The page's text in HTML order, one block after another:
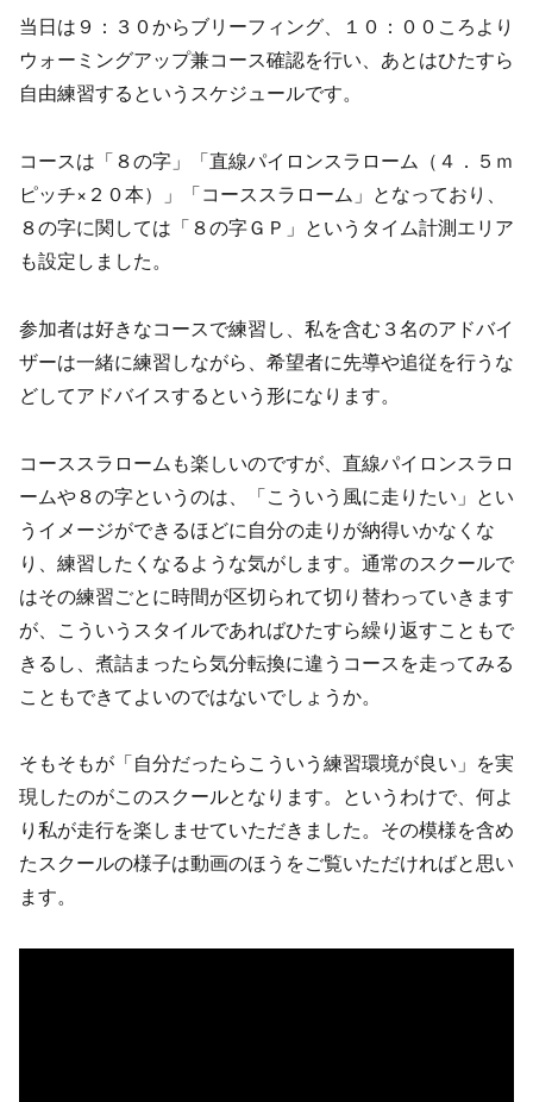
当日は９：３０からブリーフィング、１０：００ころより
ウォーミングアップ兼コース確認を行い、あとはひたすら
自由練習するというスケジュールです。
コースは「８の字」「直線パイロンスラローム（４．５ｍ
ピッチ×２０本）」「コーススラローム」となっており、
８の字に関しては「８の字ＧＰ」というタイム計測エリア
も設定しました。
参加者は好きなコースで練習し、私を含む３名のアドバイ
ザーは一緒に練習しながら、希望者に先導や追従を行うな
どしてアドバイスするという形になります。
コーススラロームも楽しいのですが、直線パイロンスラロ
ームや８の字というのは、「こういう風に走りたい」とい
うイメージができるほどに自分の走りが納得いかなくな
り、練習したくなるような気がします。通常のスクールで
はその練習ごとに時間が区切られて切り替わっていきます
が、こういうスタイルであればひたすら繰り返すこともで
きるし、煮詰まったら気分転換に違うコースを走ってみる
こともできてよいのではないでしょうか。
そもそもが「自分だったらこういう練習環境が良い」を実
現したのがこのスクールとなります。というわけで、何よ
り私が走行を楽しませていただきました。その模様を含め
たスクールの様子は動画のほうをご覧いただければと思い
ます。